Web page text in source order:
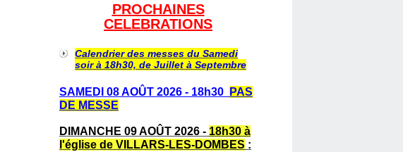
PROCHAINES
CELEBRATIONS
Calendrier des messes du Samedi
soir à 18h30, de Juillet à Septembre
SAMEDI 08 AOÛT 2026 - 18h30
PAS
DE MESSE
DIMANCHE 09 AOÛT 2026 - 18h30 à
l'église de VILLARS-LES-DOMBES :